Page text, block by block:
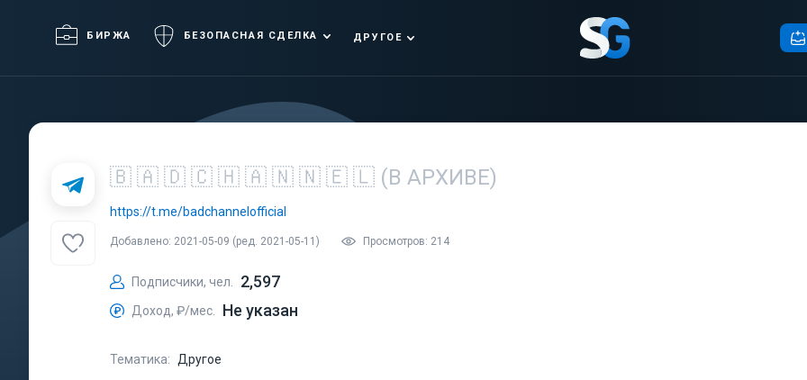
БИРЖА БЕЗОПАСНАЯ СДЕЛКА ДРУГОЕ
🇧 🇦 🇩 🇨 🇭 🇦 🇳 🇳 🇪 🇱 (В АРХИВЕ)
https://t.me/badchannelofficial
Добавлено: 2021-05-09 (ред. 2021-05-11) Просмотров: 214
Подписчики, чел. 2,597
Доход, ₽/мес. Не указан
Тематика:
Другое